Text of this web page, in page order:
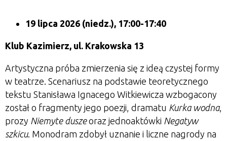
19 lipca 2026 (niedz.), 17:00-17:40
Klub Kazimierz, ul. Krakowska 13
Artystyczna próba zmierzenia się z ideą czystej formy
w teatrze. Scenariusz na podstawie teoretycznego
tekstu Stanisława Ignacego Witkiewicza wzbogacony
został o fragmenty jego poezji, dramatu Kurka wodna,
prozy Niemyte duszeoraz jednoaktówki Negatyw
szkicu. Monodram zdobył uznanie i liczne nagrody na